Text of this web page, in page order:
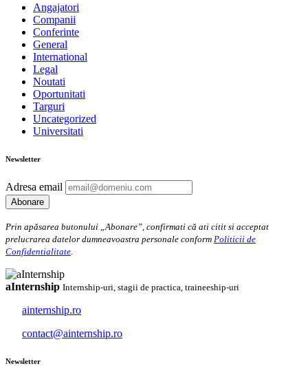
Angajatori
Companii
Conferinte
General
International
Legal
Noutati
Oportunitati
Targuri
Uncategorized
Universitati
Newsletter
Adresa email
Prin apăsarea butonului „Abonare”, confirmati că ati citit si acceptat
prelucrarea datelor dumneavoastra personale conform Politicii de
Confidentialitate
aInternship Internship-uri, stagii de practica, traineeship-uri
ainternship.ro
contact@ainternship.ro
Newsletter